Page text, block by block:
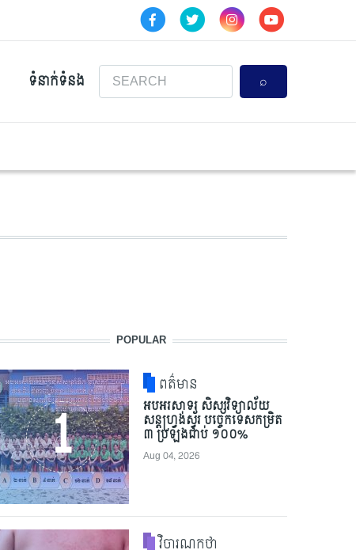
ទំនាក់ទំនង Search
POPULAR
ពត៌មាន
អបអរសាទរ សិស្សវិទ្យាល័យ
សន្តហ្វ្រង់ស្វ័រ បច្ចេកទេសកម្រិត
៣ ប្រឡងជាប់ ១០០%
Aug 04, 2026
វិចារណកថា